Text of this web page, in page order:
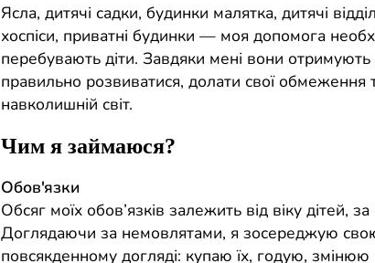
Ясла, дитячі садки, будинки малятка, дитячі
хоспіси, приватні будинки — моя допомога
перебувають діти. Завдяки мені вони
правильно розвиватися, долати свої обмеження
навколишній світ.
Чим я займаюся?
Обов'язки
Обсяг моїх обов’язків залежить від віку дітей,
Доглядаючи за немовлятами, я зосереджую
повсякденному догляді: купаю їх, годую, змінюю